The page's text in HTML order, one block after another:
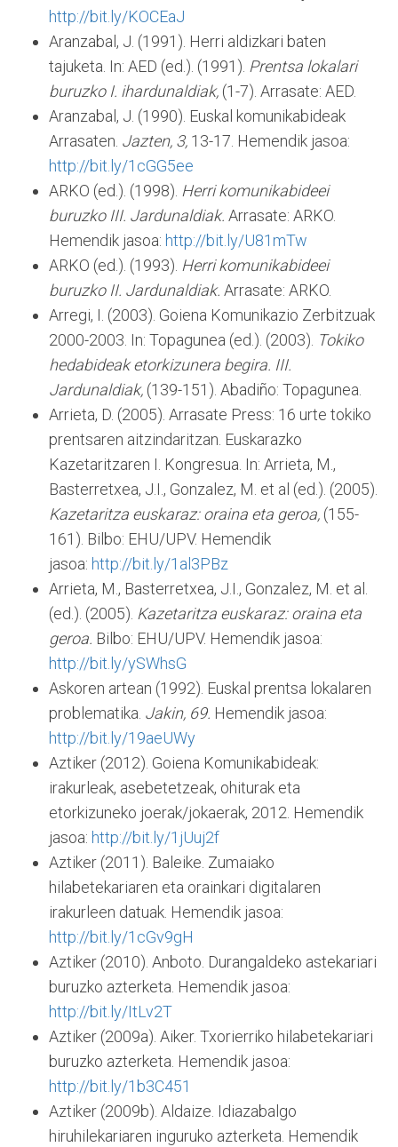
http://bit.ly/KOCEaJ
Aranzabal, J. (1991). Herri aldizkari baten
tajuketa. In: AED (ed.). (1991). Prentsa lokalari
buruzko I. ihardunaldiak, (1-7). Arrasate: AED.
Aranzabal, J. (1990). Euskal komunikabideak
Arrasaten. Jazten, 3, 13-17. Hemendik jasoa:
http://bit.ly/1cGG5ee
ARKO (ed.). (1998). Herri komunikabideei
buruzko III. Jardunaldiak. Arrasate: ARKO.
Hemendik jasoa: http://bit.ly/U81mTw
ARKO (ed.). (1993). Herri komunikabideei
buruzko II. Jardunaldiak. Arrasate: ARKO.
Arregi, I. (2003). Goiena Komunikazio Zerbitzuak
2000-2003. In: Topagunea (ed.). (2003). Tokiko
hedabideak etorkizunera begira. III.
Jardunaldiak, (139-151). Abadiño: Topagunea.
Arrieta, D. (2005). Arrasate Press: 16 urte tokiko
prentsaren aitzindaritzan. Euskarazko
Kazetaritzaren I. Kongresua. In: Arrieta, M.,
Basterretxea, J.I., Gonzalez, M. et al (ed.). (2005).
Kazetaritza euskaraz: oraina eta geroa, (155-
161). Bilbo: EHU/UPV. Hemendik
jasoa: http://bit.ly/1al3PBz
Arrieta, M., Basterretxea, J.I., Gonzalez, M. et al.
(ed.). (2005). Kazetaritza euskaraz: oraina eta
geroa. Bilbo: EHU/UPV. Hemendik jasoa:
http://bit.ly/ySWhsG
Askoren artean (1992). Euskal prentsa lokalaren
problematika. Jakin, 69. Hemendik jasoa:
http://bit.ly/19aeUWy
Aztiker (2012). Goiena Komunikabideak:
irakurleak, asebetetzeak, ohiturak eta
etorkizuneko joerak/jokaerak, 2012. Hemendik
jasoa: http://bit.ly/1jUuj2f
Aztiker (2011). Baleike. Zumaiako
hilabetekariaren eta orainkari digitalaren
irakurleen datuak. Hemendik jasoa:
http://bit.ly/1cGv9gH
Aztiker (2010). Anboto. Durangaldeko astekariari
buruzko azterketa. Hemendik jasoa:
http://bit.ly/ItLv2T
Aztiker (2009a). Aiker. Txorierriko hilabetekariari
buruzko azterketa. Hemendik jasoa:
http://bit.ly/1b3C451
Aztiker (2009b). Aldaize. Idiazabalgo
hiruhilekariaren inguruko azterketa. Hemendik